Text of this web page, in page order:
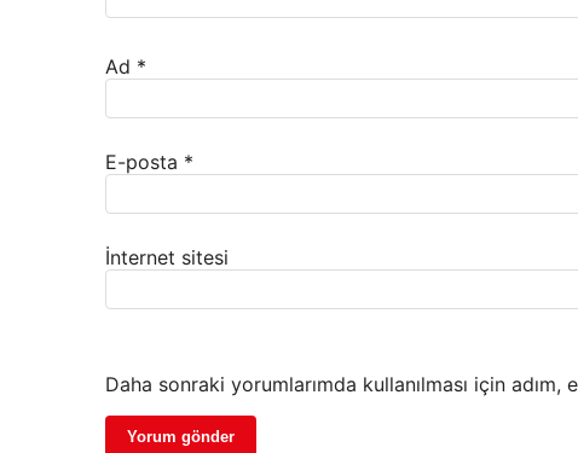
Ad *
E-posta *
İnternet sitesi
Daha sonraki yorumlarımda kullanılması için